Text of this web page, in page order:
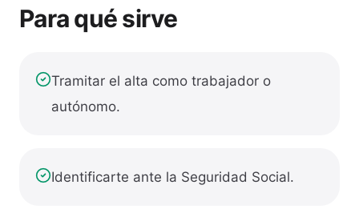
Para qué sirve
Tramitar el alta como trabajador o
autónomo.
Identificarte ante la Seguridad Social.